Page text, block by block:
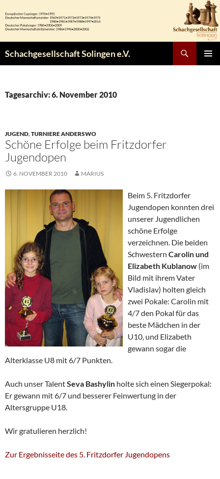
Inhalt
springen
Schachgesellschaft Solingen e.V.
Tagesarchiv: 6. November 2010
JUGEND,TURNIERE ANDERSWO
Schöne Erfolge beim Fritzdorfer
Jugendopen
6. NOVEMBER 2010 MARIUS
Beim 5. Fritzdorfer
Jugendopen konnten drei
unserer Jugendlichen
schöne Erfolge
verzeichnen. Die beiden
Schwestern Carolin und
Elizabeth Kublanow (im
Bild mit ihrem Vater
Vladislav) holten gleich
zwei Pokale: Carolin mit
4/7 den Pokal für das
beste Mädchen in der
U10, und Elizabeth
gewann sogar die
Alterklasse U8 mit 6/7 Punkten.
Auch unser TalentSeva Bashylin holte sich einen Siegerpokal:
Er gewann mit 6/7 und besserer Feinwertung in der
Altersgruppe U18.
Wir gratulieren herzlich!
Zur Ergebnisseite des 5. Fritzdorfer Jugendopens